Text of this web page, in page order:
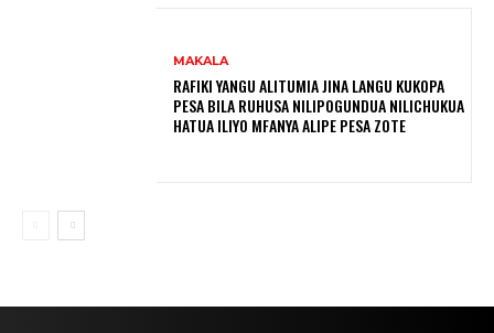
MAKALA
RAFIKI YANGU ALITUMIA JINA LANGU KUKOPA
PESA BILA RUHUSA NILIPOGUNDUA NILICHUKUA
HATUA ILIYO MFANYA ALIPE PESA ZOTE